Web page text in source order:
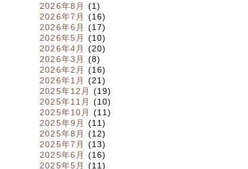
2026年8月
(1)
2026年7月
(16)
2026年6月
(17)
2026年5月
(10)
2026年4月
(20)
2026年3月
(8)
2026年2月
(16)
2026年1月
(21)
2025年12月
(19)
2025年11月
(10)
2025年10月
(11)
2025年9月
(11)
2025年8月
(12)
2025年7月
(13)
2025年6月
(16)
2025年5月
(11)